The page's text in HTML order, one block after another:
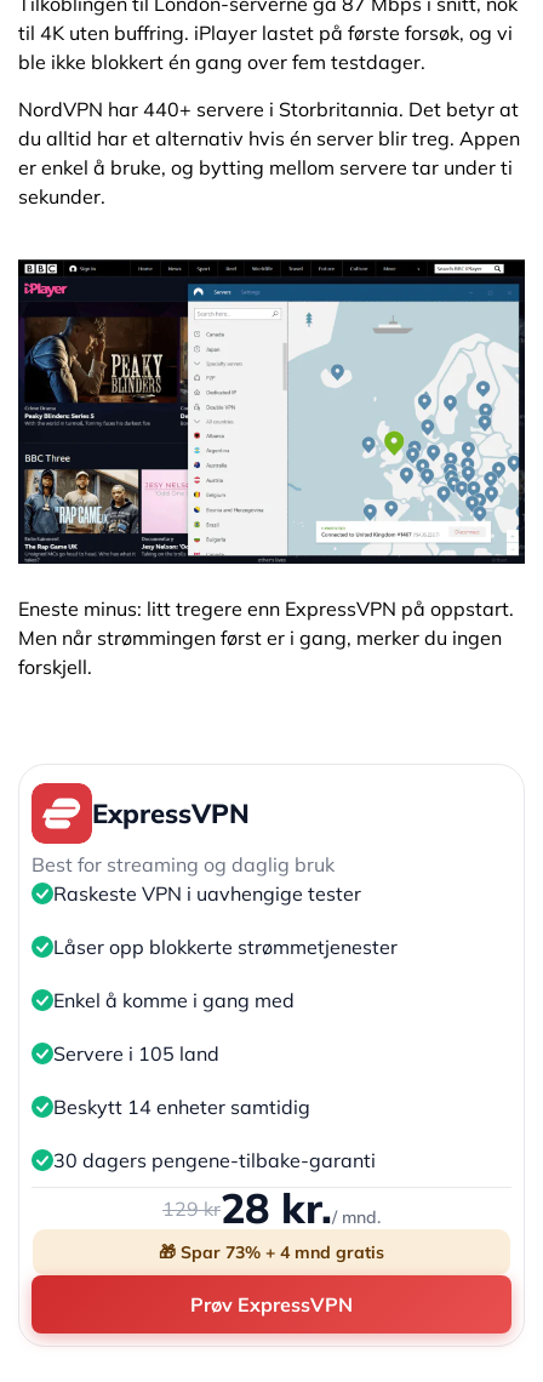
til 4K uten buffring. iPlayer lastet på første forsøk, og vi
ble ikke blokkert én gang over fem testdager.
NordVPN har 440+ servere i Storbritannia. Det betyr at
du alltid har et alternativ hvis én server blir treg. Appen
er enkel å bruke, og bytting mellom servere tar under ti
sekunder.
Eneste minus: litt tregere enn ExpressVPN på oppstart.
Men når strømmingen først er i gang, merker du ingen
forskjell.
ExpressVPN
Best for streaming og daglig bruk
Raskeste VPN i uavhengige tester
Låser opp blokkerte strømmetjenester
Enkel å komme i gang med
Servere i 105 land
Beskytt 14 enheter samtidig
30 dagers pengene-tilbake-garanti
129 kr28 kr./ mnd.
🎁 Spar 73% + 4 mnd gratis
Prøv ExpressVPN